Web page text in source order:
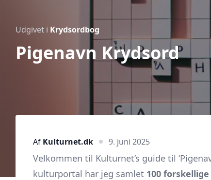
Udgivet i Krydsordbog
Pigenavn Krydsord
Af Kulturnet.dk 9. juni 2025
Velkommen til Kulturnet’s guide til
kulturportal har jeg samlet 100